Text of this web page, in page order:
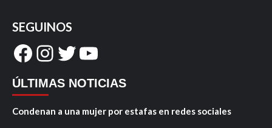
SEGUINOS
Facebook
Instagram
Twitter
YouTube
ÚLTIMAS NOTICIAS
Condenan a una mujer por estafas en redes sociales